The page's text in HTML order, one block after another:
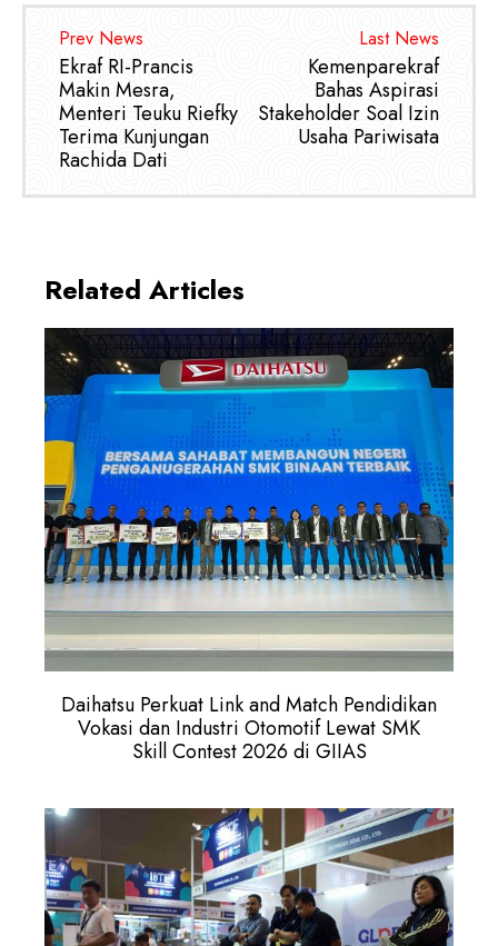
Prev News
Ekraf RI-Prancis
Makin Mesra,
Menteri Teuku Riefky
Terima Kunjungan
Rachida Dati
Last News
Kemenparekraf
Bahas Aspirasi
Stakeholder Soal Izin
Usaha Pariwisata
Related Articles
Daihatsu Perkuat Link and Match Pendidikan
Vokasi dan Industri Otomotif Lewat SMK
Skill Contest 2026 di GIIAS